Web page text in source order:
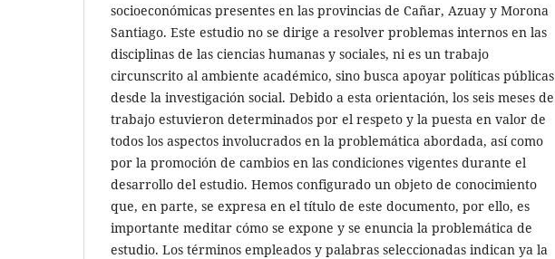
socioeconómicas presentes en las provincias de Cañar, Azuay y Morona
Santiago. Este estudio no se dirige a resolver problemas internos en las
disciplinas de las ciencias humanas y sociales, ni es un trabajo
circunscrito al ambiente académico, sino busca apoyar políticas públicas
desde la investigación social. Debido a esta orientación, los seis meses de
trabajo estuvieron determinados por el respeto y la puesta en valor de
todos los aspectos involucrados en la problemática abordada, así como
por la promoción de cambios en las condiciones vigentes durante el
desarrollo del estudio. Hemos configurado un objeto de conocimiento
que, en parte, se expresa en el título de este documento, por ello, es
importante meditar cómo se expone y se enuncia la problemática de
estudio. Los términos empleados y palabras seleccionadas indican ya la